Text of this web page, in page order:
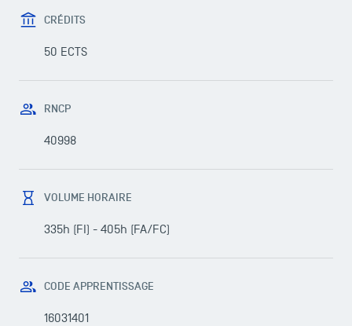
CRÉDITS
50 ECTS
RNCP
40998
VOLUME HORAIRE
335h (FI) - 405h (FA/FC)
CODE APPRENTISSAGE
16031401